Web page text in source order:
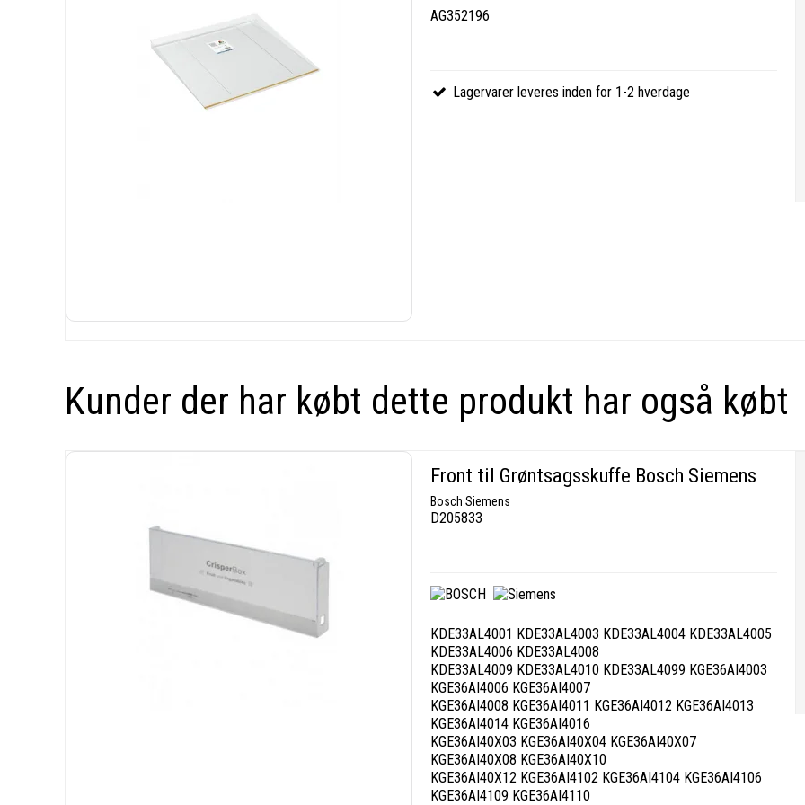
AG352196
Lagervarer leveres inden for 1-2 hverdage
Kunder der har købt dette produkt har også købt
Front til Grøntsagsskuffe Bosch Siemens
Bosch Siemens
D205833
KDE33AL4001 KDE33AL4003 KDE33AL4004 KDE33AL4005
KDE33AL4006 KDE33AL4008
KDE33AL4009 KDE33AL4010 KDE33AL4099 KGE36AI4003
KGE36AI4006 KGE36AI4007
KGE36AI4008 KGE36AI4011 KGE36AI4012 KGE36AI4013
KGE36AI4014 KGE36AI4016
KGE36AI40X03 KGE36AI40X04 KGE36AI40X07
KGE36AI40X08 KGE36AI40X10
KGE36AI40X12 KGE36AI4102 KGE36AI4104 KGE36AI4106
KGE36AI4109 KGE36AI4110